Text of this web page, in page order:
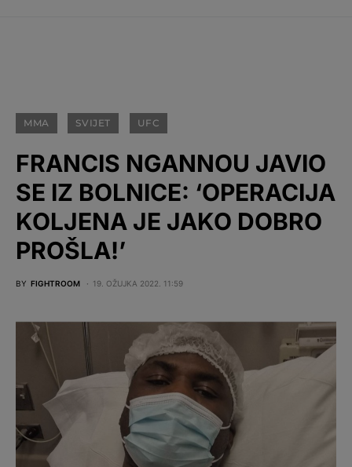
MMA SVIJET UFC
FRANCIS NGANNOU JAVIO
SE IZ BOLNICE: ‘OPERACIJA
KOLJENA JE JAKO DOBRO
PROŠLA!’
BY FIGHTROOM 19. OŽUJKA 2022. 11:59